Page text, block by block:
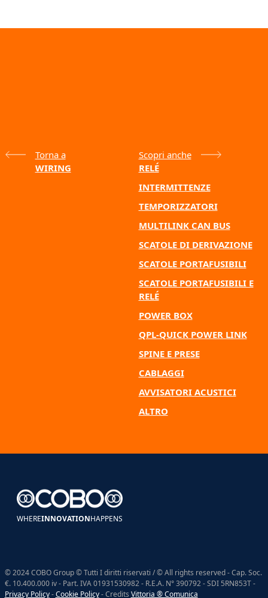
Torna a
WIRING
Scopri anche
RELÉ
INTERMITTENZE
TEMPORIZZATORI
MULTILINK CAN BUS
SCATOLE DI DERIVAZIONE
SCATOLE PORTAFUSIBILI
SCATOLE PORTAFUSIBILI E
RELÉ
POWER BOX
QPL-QUICK POWER LINK
SPINE E PRESE
CABLAGGI
AVVISATORI ACUSTICI
ALTRO
WHEREINNOVATIONHAPPENS
© 2024 COBO Group © Tutti I diritti riservati / © All rights reserved - Cap. Soc.
€. 10.400.000 iv - Part. IVA 01931530982 - R.E.A. N° 390792 - SDI 5RN853T -
Privacy Policy-Cookie Policy- Credits Vittoria ® Comunica